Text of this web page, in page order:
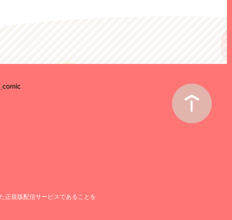
正規版配信サービスであることを